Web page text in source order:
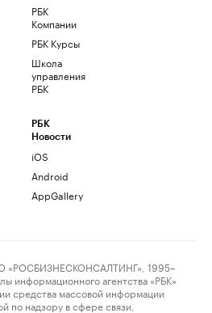
РБК
Компании
РБК Курсы
Школа
управления
РБК
РБК
Новости
iOS
Android
AppGallery
1995–
информационного агентства «РБК»
средства массовой информации
по надзору в сфере связи,